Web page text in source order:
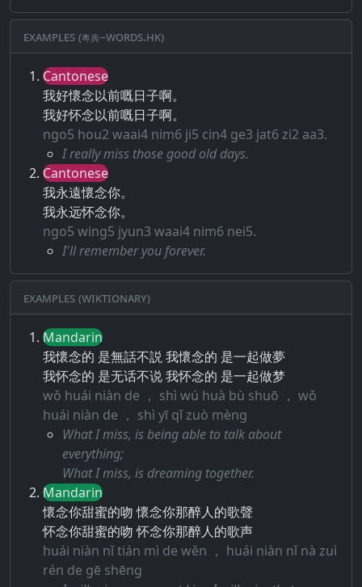
Examples (粵典–words.hk)
Cantonese
我好懷念以前嘅日子啊。
我好怀念以前嘅日子啊。
ngo5 hou2 waai4 nim6 ji5 cin4 ge3 jat6 zi2 aa3.
I really miss those good old days.
Cantonese
我永遠懷念你。
我永远怀念你。
ngo5 wing5 jyun3 waai4 nim6 nei5.
I'll remember you forever.
Examples (Wiktionary)
Mandarin
我懷念的 是無話不説 我懷念的 是一起做夢
我怀念的 是无话不说 我怀念的 是一起做梦
wǒ huái niàn de ， shì wú huà bù shuō ， wǒ
huái niàn de ， shì yī qǐ zuò mèng
What I miss, is being able to talk about
everything;
What I miss, is dreaming together.
Mandarin
懷念你甜蜜的吻 懷念你那醉人的歌聲
怀念你甜蜜的吻 怀念你那醉人的歌声
huái niàn nǐ tián mì de wěn ， huái niàn nǐ nà zuì
rén de gē shēng